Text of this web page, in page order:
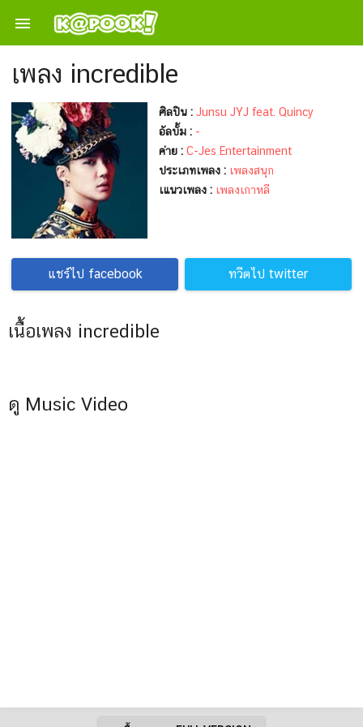

เพลง incredible
ศิลปิน : Junsu JYJ feat. Quincy
อัลบั้ม : -
ค่าย : C-Jes Entertainment
ประเภทเพลง : เพลงสนุก
เแนวเพลง : เพลงเกาหลี
แชร์ไป facebook ทวีตไป twitter
เนื้อเพลง incredible
ดู Music Video